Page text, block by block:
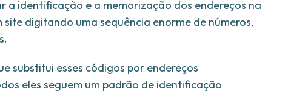
a identificação e a memorização dos endereços na
site digitando uma sequência enorme de números,
substitui esses códigos por endereços
eles seguem um padrão de identificação